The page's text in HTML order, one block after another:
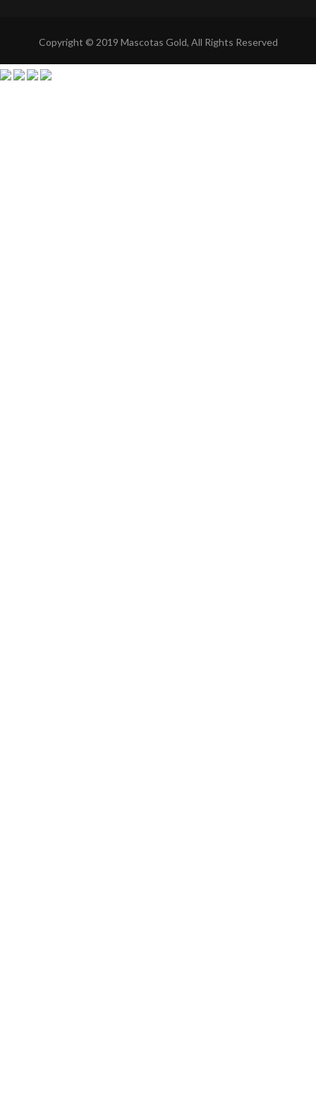
Copyright © 2019 Mascotas Gold, All Rights Reserved